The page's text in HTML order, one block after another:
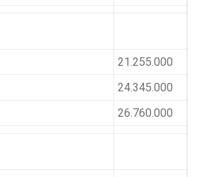
21.255.000
24.345.000
26.760.000